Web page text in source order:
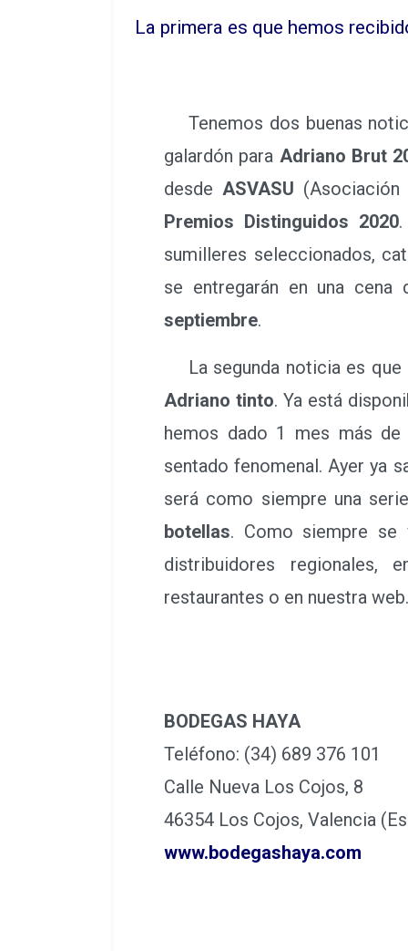
La primera es que hemos
Tenemos dos buenas
galardón para Adriano Brut
desde ASVASU (Asociación
Premios Distinguidos 2020
sumilleres seleccionados,
se entregarán en una cena
septiembre.
La segunda noticia es que
Adriano tinto. Ya está
hemos dado 1 mes más
sentado fenomenal. Ayer ya
será como siempre una
botellas. Como siempre se
distribuidores regionales,
restaurantes o en nuestra web.
BODEGAS HAYA
Teléfono: (34) 689 376 101
Calle Nueva Los Cojos, 8
46354 Los Cojos, Valencia
www.bodegashaya.com